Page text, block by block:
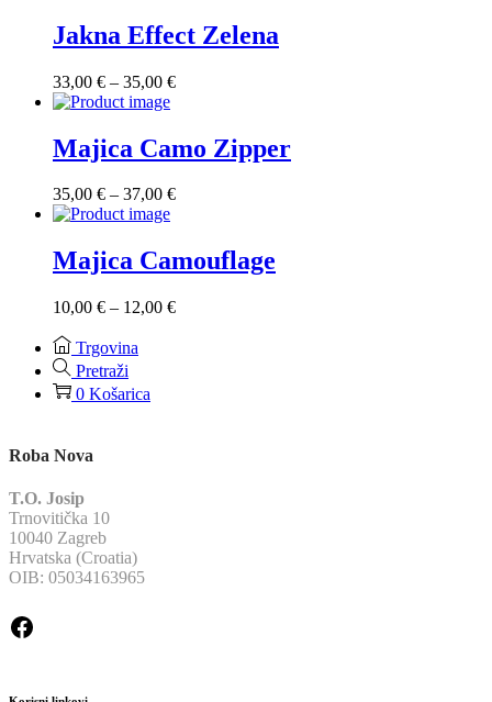
22,00 €
do
Jakna Effect Zelena
33,00 € – 35,00 €Raspon
33,00 €
do
Majica Camo Zipper
35,00 € – 37,00 €Raspon
35,00 €
do
Majica Camouflage
10,00 € – 12,00 €Raspon
Trgovina
Pretraži
0 Košarica
Roba Nova
T.O. Josip
Trnovitička 10
10040 Zagreb
Hrvatska (Croatia)
OIB: 05034163965
Facebook